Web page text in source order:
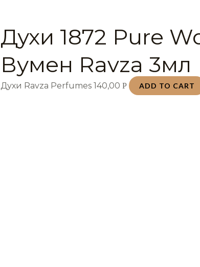
Духи 1872 Pure
Вумен Ravza 3мл
Духи Ravza Perfumes140,00Р ADD TO CART